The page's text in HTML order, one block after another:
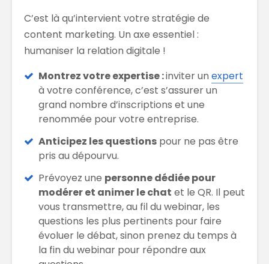
C’est là qu’intervient votre stratégie de
content marketing. Un axe essentiel :
humaniser la relation digitale !
Montrez votre expertise :inviter un expert
à votre conférence, c’est s’assurer un
grand nombre d’inscriptions et une
renommée pour votre entreprise.
Anticipez les questions pour ne pas être
pris au dépourvu.
Prévoyez une personne dédiée pour
modérer et animer le chat et le QR. Il peut
vous transmettre, au fil du webinar, les
questions les plus pertinents pour faire
évoluer le débat, sinon prenez du temps à
la fin du webinar pour répondre aux